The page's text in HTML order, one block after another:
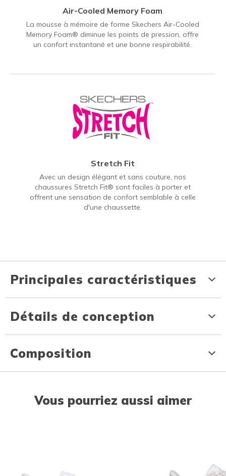
Air-Cooled Memory Foam
La mousse à mémoire de forme Skechers Air-Cooled
Memory Foam® diminue les points de pression, offre
un confort instantané et une bonne respirabilité.
Stretch Fit
Avec un design élégant et sans couture, nos
chaussures Stretch Fit® sont faciles à porter et
offrent une sensation de confort semblable à celle
d'une chaussette.
Principales caractéristiques
Détails de conception
Composition
Vous pourriez aussi aimer